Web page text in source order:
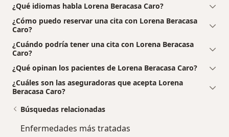
¿Qué idiomas habla Lorena Beracasa Caro?
¿Cómo puedo reservar una cita con Lorena Beracasa
Caro?
¿Cuándo podría tener una cita con Lorena Beracasa
Caro?
¿Qué opinan los pacientes de Lorena Beracasa Caro?
¿Cuáles son las aseguradoras que acepta Lorena
Beracasa Caro?
Búsquedas relacionadas
Enfermedades más tratadas